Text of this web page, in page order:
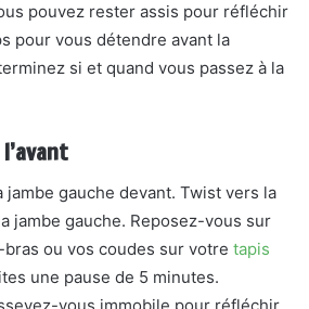
pouvez rester assis pour réfléchir
pour vous détendre avant la
si et quand vous passez à la
jambe gauche devant. Twist vers la
jambe gauche. Reposez-vous sur
ou vos coudes sur votre tapis
une pause de 5 minutes.